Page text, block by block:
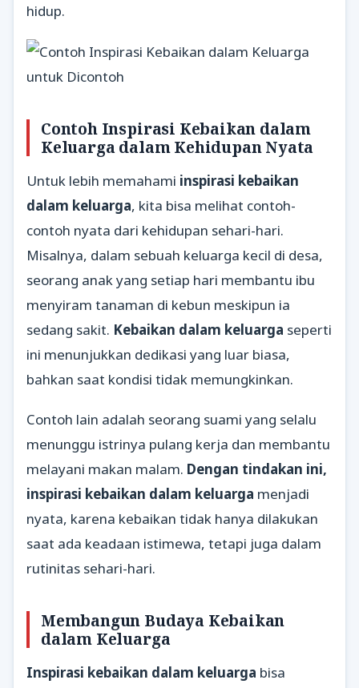
hidup.
Contoh Inspirasi Kebaikan dalam
Keluarga dalam Kehidupan Nyata
Untuk lebih memahami inspirasi kebaikan
dalam keluarga, kita bisa melihat contoh-
contoh nyata dari kehidupan sehari-hari.
Misalnya, dalam sebuah keluarga kecil di desa,
seorang anak yang setiap hari membantu ibu
menyiram tanaman di kebun meskipun ia
sedang sakit. Kebaikan dalam keluarga seperti
ini menunjukkan dedikasi yang luar biasa,
bahkan saat kondisi tidak memungkinkan.
Contoh lain adalah seorang suami yang selalu
menunggu istrinya pulang kerja dan membantu
melayani makan malam. Dengan tindakan ini,
inspirasi kebaikan dalam keluarga menjadi
nyata, karena kebaikan tidak hanya dilakukan
saat ada keadaan istimewa, tetapi juga dalam
rutinitas sehari-hari.
Membangun Budaya Kebaikan
dalam Keluarga
Inspirasi kebaikan dalam keluarga bisa